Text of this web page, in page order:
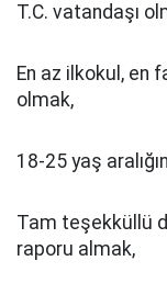
T.C. vatandaşı
En az ilkokul, en
olmak,
18-25 yaş
Tam teşekküllü
raporu almak,